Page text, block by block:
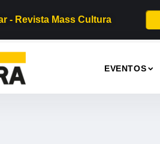
- Revista Mass Cultura
EVENTOS